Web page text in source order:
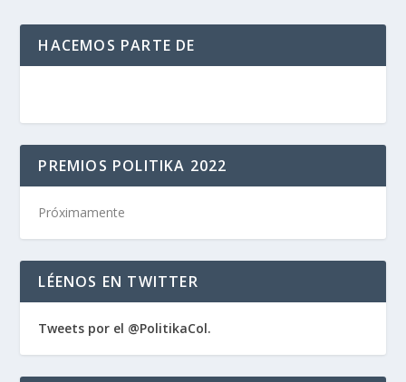
HACEMOS PARTE DE
PREMIOS POLITIKA 2022
Próximamente
LÉENOS EN TWITTER
Tweets por el @PolitikaCol.